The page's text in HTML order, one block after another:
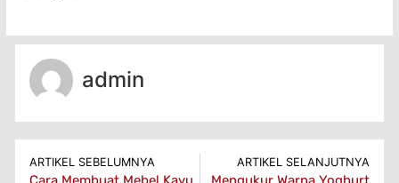
admin
ARTIKEL SEBELUMNYA ARTIKEL SELANJUTNYA